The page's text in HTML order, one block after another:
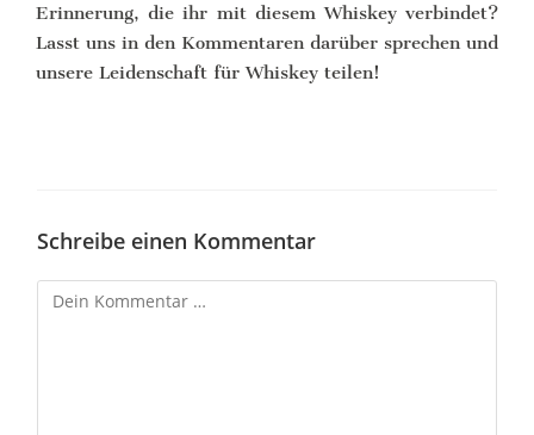
Erinnerung, die ihr mit diesem Whiskey verbindet?
Lasst uns in den Kommentaren darüber sprechen und
unsere Leidenschaft für Whiskey teilen!
Schreibe einen Kommentar